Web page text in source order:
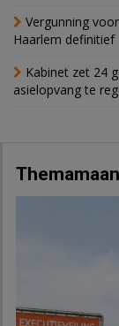
Vergunning
Haarlem definitief
Kabinet zet 24
asielopvang te